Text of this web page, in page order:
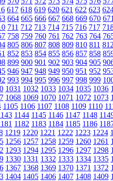
617 618 619 620 621 622 623
664 665 666 667 668 669 670 671
711 712 713 714 715 716 717
758 759 760 761 762 763 764
805 806 807 808 809 810 811 812
852 853 854 855 856 857 858
899 900 901 902 903 904 905
946 947 948 949 950 951 952
993 994 995 996 997 998 999
1031 1032 1033 1034 1035 1036
1068 1069 1070 1071 1072 1073
1105 1106 1107 1108 1109 1110
1144 1145 1146 1147 1148
1182 1183 1184 1185 1186
1219 1220 1221 1222 1223 1224
1256 1257 1258 1259 1260 1261
1293 1294 1295 1296 1297 1298
1330 1331 1332 1333 1334 1335
1367 1368 1369 1370 1371 1372
1404 1405 1406 1407 1408 1409